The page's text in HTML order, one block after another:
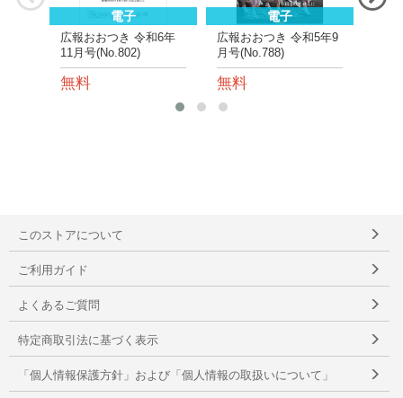
電子
広報おおつき 令和6年
11月号(No.802)
無料
電子
広報おおつき 令和5年9
月号(No.788)
無料
このストアについて
ご利用ガイド
よくあるご質問
特定商取引法に基づく表示
「個人情報保護方針」および「個人情報の取扱いについて」